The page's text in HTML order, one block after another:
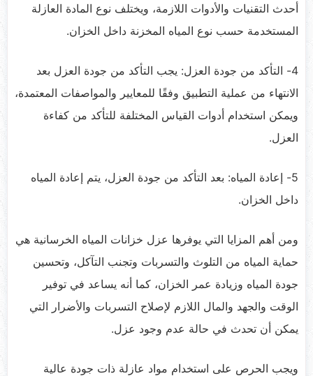
أحدث التقنيات والأدوات اللازمة، ويختلف نوع المادة العازلة
المستخدمة حسب نوع المياه المخزنة داخل الخزان.
4- التأكد من جودة العزل: يجب التأكد من جودة العزل بعد
الانتهاء من عملية التطبيق وفقًا للمعايير والمواصفات المعتمدة،
ويمكن استخدام أدوات القياس المختلفة للتأكد من كفاءة
العزل.
5- إعادة المياه: بعد التأكد من جودة العزل، يتم إعادة المياه
داخل الخزان.
ومن أهم المزايا التي يوفرها عزل خزانات المياه الخرسانية هي
حماية المياه من التلوث والتسربات وتجنب التآكل، وتحسين
جودة المياه وزيادة عمر الخزان، كما أنه يساعد في توفير
الوقت والجهد والمال اللازم لإصلاح التسربات والأضرار التي
يمكن أن تحدث في حالة عدم وجود عزل.
ويجب الحرص على استخدام مواد عازلة ذات جودة عالية